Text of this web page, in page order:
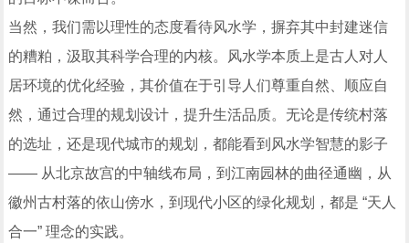
当然，我们需以理性的态度看待风水学，摒弃其中封建迷信
的糟粕，汲取其科学合理的内核。风水学本质上是古人对人
居环境的优化经验，其价值在于引导人们尊重自然、顺应自
然，通过合理的规划设计，提升生活品质。无论是传统村落
的选址，还是现代城市的规划，都能看到风水学智慧的影子
—— 从北京故宫的中轴线布局，到江南园林的曲径通幽，从
徽州古村落的依山傍水，到现代小区的绿化规划，都是 “天人
合一” 理念的实践。